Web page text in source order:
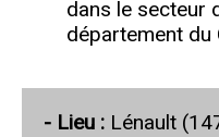
dans le secteur
département du
- Lieu : Lénault